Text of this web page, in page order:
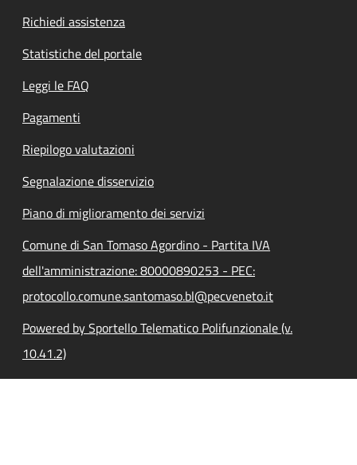
Richiedi assistenza
Statistiche del portale
Leggi le FAQ
Pagamenti
Riepilogo valutazioni
Segnalazione disservizio
Piano di miglioramento dei servizi
Comune di San Tomaso Agordino - Partita IVA
dell'amministrazione: 80000890253 - PEC:
protocollo.comune.santomaso.bl@pecveneto.it
Powered by Sportello Telematico Polifunzionale (v.
10.41.2)